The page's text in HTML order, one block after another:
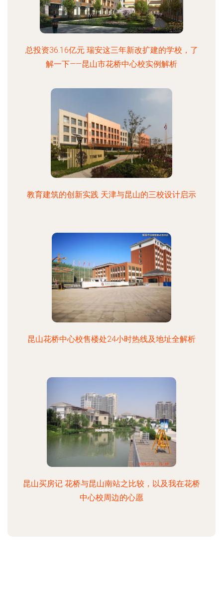
总投资36.16亿元 瑞安这三年新改扩建的学校，了
解一下——昆山市花桥中心校实例解析
教育建筑的创新实践 天津与昆山的三校设计启示
昆山花桥中心校售楼处24小时热线及地址全解析
昆山买房记 花桥与昆山南站之比较，以及我在花桥
中心校周边的心愿